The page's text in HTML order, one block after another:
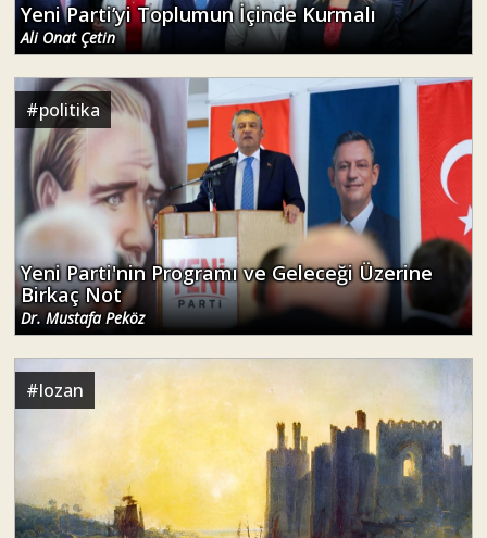
Yeni Parti’yi Toplumun İçinde Kurmalı
Ali Onat Çetin
#politika
Yeni Parti'nin Programı ve Geleceği Üzerine
Birkaç Not
Dr. Mustafa Peköz
#lozan